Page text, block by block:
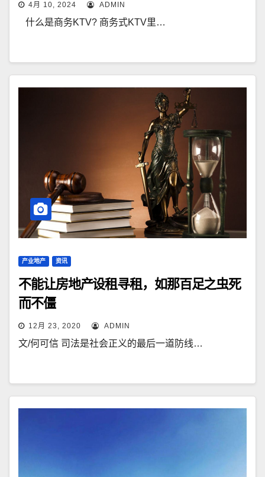
4月 10, 2024 ADMIN
什么是商务KTV? 商务式KTV里…
产业地产 资讯
不能让房地产设租寻租，如那百足之虫死
而不僵
12月 23, 2020 ADMIN
文/何可信 司法是社会正义的最后一道防线…